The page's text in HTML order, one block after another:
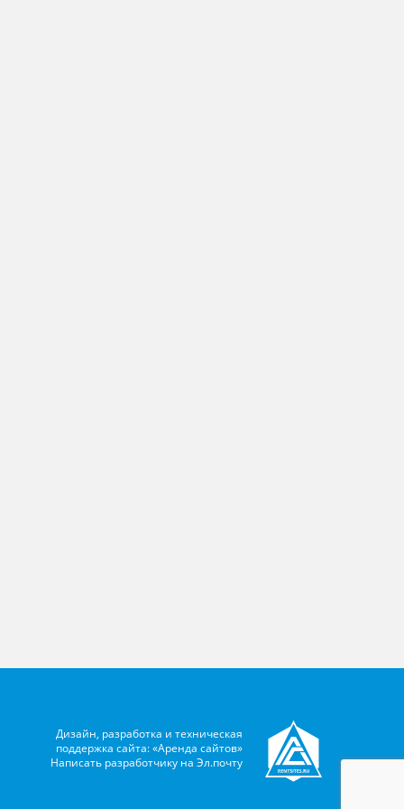
Дизайн, разработка и техническая
поддержка сайта: «Аренда сайтов»
Написать разработчику наЭл.почту